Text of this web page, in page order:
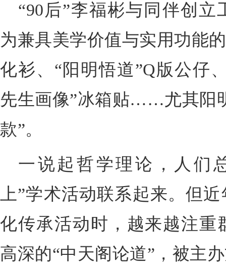
“90后”李福彬与同伴创
为兼具美学价值与实用功能
化衫、“阳明悟道”Q版公仔
先生画像”冰箱贴……尤其阳
款”。
一说起哲学理论，人们
上”学术活动联系起来。但
化传承活动时，越来越注重
高深的“中天阁论道”，被主